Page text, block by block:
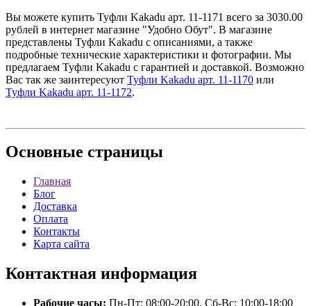
Вы можете купить Туфли Kakadu арт. 11-1171 всего за 3030.00
рублей в интернет магазине "Удобно Обут". В магазине
представлены Туфли Kakadu с описаниями, а также
подробные технические характеристики и фотографии. Мы
предлагаем Туфли Kakadu с гарантией и доставкой. Возможно
Вас так же заинтересуют Туфли Kakadu арт. 11-1170 или
Туфли Kakadu арт. 11-1172.
Основные страницы
Главная
Блог
Доставка
Оплата
Контакты
Карта сайта
Контактная информация
Рабочие часы: Пн-Пт: 08:00-20:00, Сб-Вс: 10:00-18:00